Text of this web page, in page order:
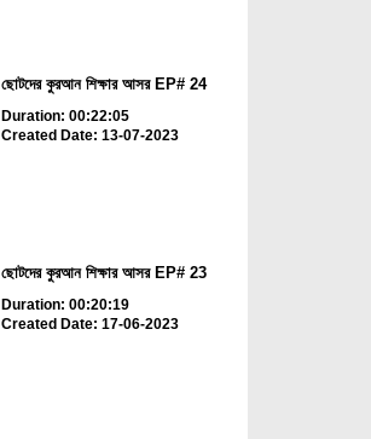
ছোটদের কুরআন শিক্ষার আসর EP# 24
Duration: 00:22:05
Created Date: 13-07-2023
ছোটদের কুরআন শিক্ষার আসর EP# 23
Duration: 00:20:19
Created Date: 17-06-2023